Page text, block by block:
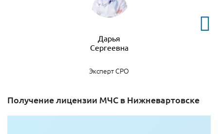
Дарья
Сергеевна
Эксперт СРО
Получение лицензии МЧС в Нижневартовске